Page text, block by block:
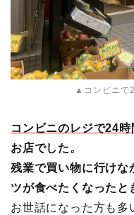
▲コンビニで
コンビニのレジで24
お店でした。
残業で買い物に行けな
ツが食べたくなったと
お世話になった方も多